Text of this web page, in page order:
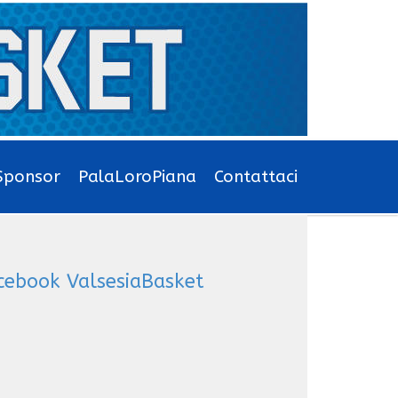
PalaLoroPiana Contattaci
ValsesiaBasket